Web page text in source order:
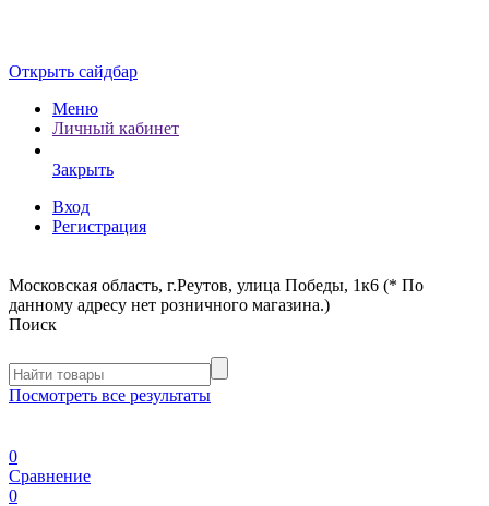
Открыть сайдбар
Меню
Личный кабинет
Закрыть
Вход
Регистрация
Московская область, г.Реутов, улица Победы, 1к6 (* По
данному адресу нет розничного магазина.)
Поиск
Посмотреть все результаты
0
Сравнение
0